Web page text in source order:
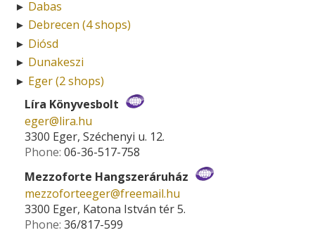
► Dabas
► Debrecen (4 shops)
► Diósd
► Dunakeszi
► Eger (2 shops)
Líra Könyvesbolt
eger­@­lira.hu
3300 Eger, Széchenyi u. 12.
Phone: 06-36-517-758
Mezzoforte Hangszeráruház
mezzoforteeger­@­freemail.hu
3300 Eger, Katona István tér 5.
Phone: 36/817-599